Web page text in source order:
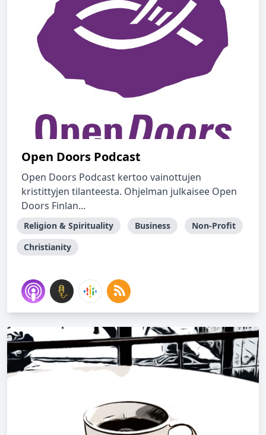
Open Doors Podcast
Open Doors Podcast kertoo vainottujen
kristittyjen tilanteesta. Ohjelman julkaisee Open
Doors Finlan...
Religion & Spirituality Business
Non-Profit
Christianity